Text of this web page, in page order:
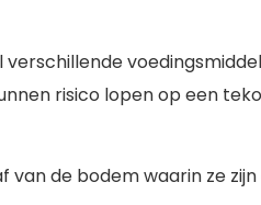
risico lopen op een
de bodem waarin ze